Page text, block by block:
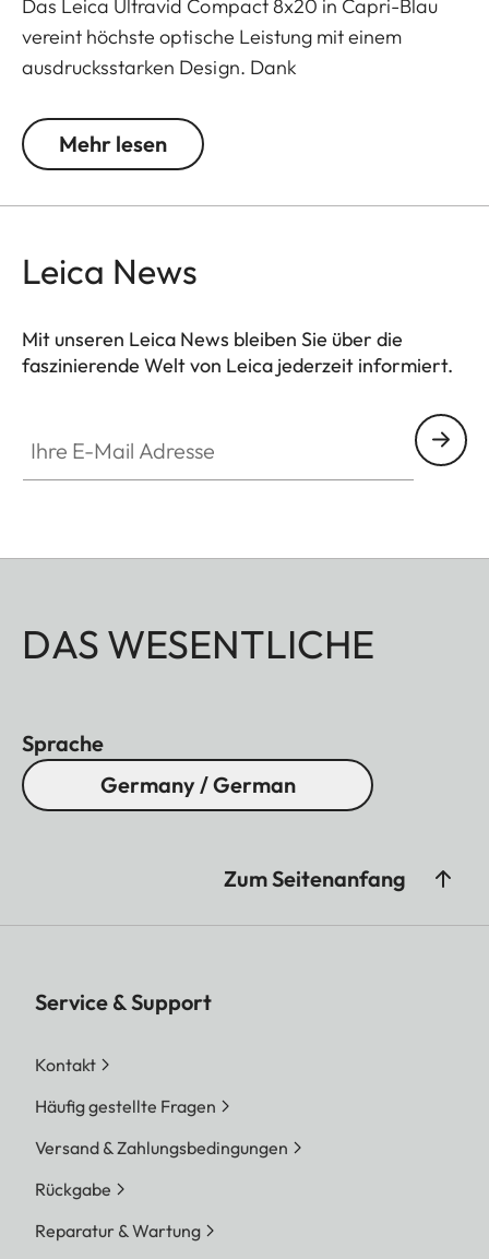
Das Leica Ultravid Compact 8x20 in Capri-Blau
vereint höchste optische Leistung mit einem
ausdrucksstarken Design. Dank
außergewöhnliche Farbbrillanz, gestochen scharfe
Details und eine beeindruckende Bildqualität –
entgeht Ihnen kein Detail. Das kompakte, robuste
liegt angenehm in der Hand und passt in jede
Tasche – perfekt für stilbewusste Kosmopoliten,
Mehr lesen
Leica News
Mit unseren Leica News bleiben Sie über die
faszinierende Welt von Leica jederzeit informiert.
DAS WESENTLICHE
Sprache
Germany / German
Zum Seitenanfang
Service & Support
Kontakt
Häufig gestellte Fragen
Versand & Zahlungsbedingungen
Rückgabe
Reparatur & Wartung